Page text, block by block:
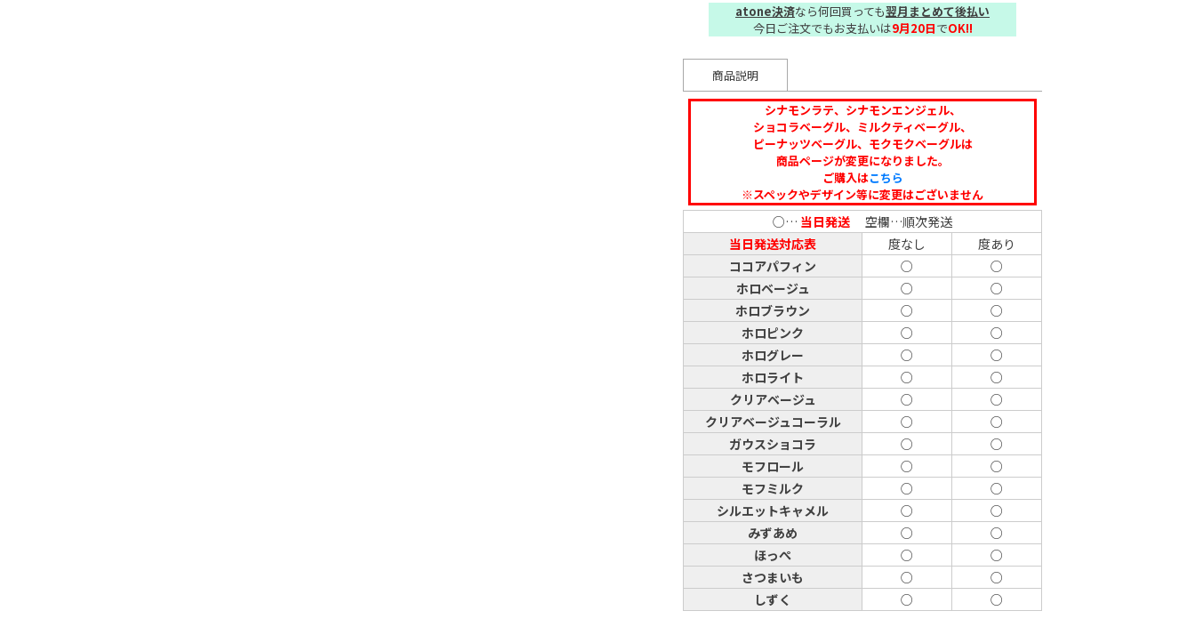
atone決済なら何回買っても翌月まとめて後払い
今日ご注文でもお支払いは9月20日でOK!!
商品説明
シナモンラテ、シナモンエンジェル、
ショコラベーグル、ミルクティベーグル、
ピーナッツベーグル、モクモクベーグルは
商品ページが変更になりました。
ご購入はこちら
※スペックやデザイン等に変更はございません
○… 当日発送
空欄…順次発送
当日発送対応表
度なし
度あり
ココアパフィン
○
○
ホロベージュ
○
○
ホロブラウン
○
○
ホロピンク
○
○
ホログレー
○
○
ホロライト
○
○
クリアベージュ
○
○
クリアベージュコーラル
○
○
ガウスショコラ
○
○
モフロール
○
○
モフミルク
○
○
シルエットキャメル
○
○
みずあめ
○
○
ほっぺ
○
○
さつまいも
○
○
しずく
○
○